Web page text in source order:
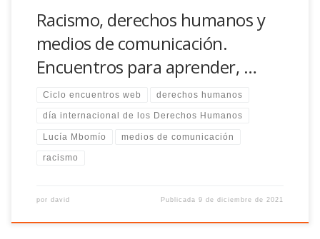
Racismo, derechos humanos y
medios de comunicación.
Encuentros para aprender, …
Ciclo encuentros web derechos humanos
día internacional de los Derechos Humanos
Lucía Mbomío medios de comunicación
racismo
por david Publicada9 de diciembre de 2021